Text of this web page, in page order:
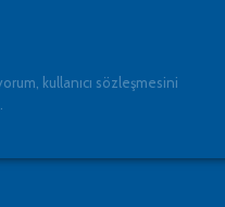
kullanıcı sözleşmesini